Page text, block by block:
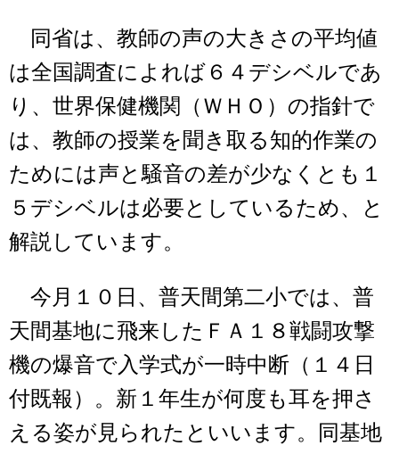
同省は、教師の声の大きさの平均値
は全国調査によれば６４デシベルであ
り、世界保健機関（ＷＨＯ）の指針で
は、教師の授業を聞き取る知的作業の
ためには声と騒音の差が少なくとも１
５デシベルは必要としているため、と
解説しています。
今月１０日、普天間第二小では、普
天間基地に飛来したＦＡ１８戦闘攻撃
機の爆音で入学式が一時中断（１４日
付既報）。新１年生が何度も耳を押さ
える姿が見られたといいます。同基地